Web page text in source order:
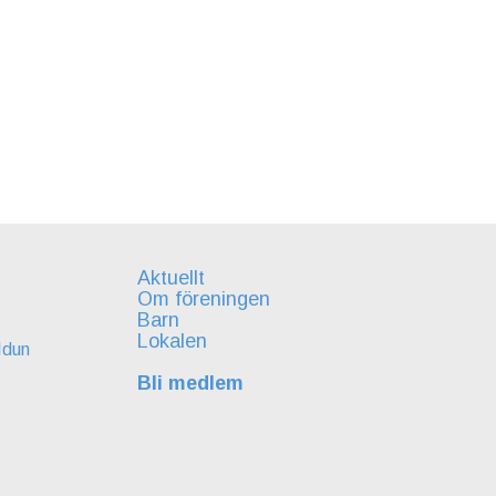
Aktuellt
Om föreningen
Barn
Lokalen
Bli medlem